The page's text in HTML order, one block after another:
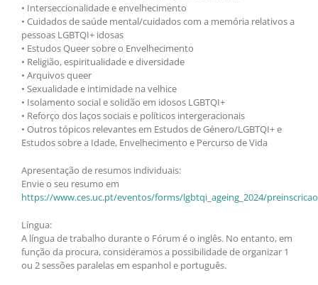
• Interseccionalidade e envelhecimento
• Cuidados de saúde mental/cuidados com a memória relativos a
pessoas LGBTQI+ idosas
• Estudos Queer sobre o Envelhecimento
• Religião, espiritualidade e diversidade
• Arquivos queer
• Sexualidade e intimidade na velhice
• Isolamento social e solidão em idosos LGBTQI+
• Reforço dos laços sociais e políticos intergeracionais
• Outros tópicos relevantes em Estudos de Género/LGBTQI+ e
Estudos sobre a Idade, Envelhecimento e Percurso de Vida
Apresentação de resumos individuais:
Envie o seu resumo em
https://www.ces.uc.pt/eventos/forms/lgbtqi_ageing_2024/
Língua:
A língua de trabalho durante o Fórum é o inglês. No entanto, em
função da procura, consideramos a possibilidade de organizar 1
ou 2 sessões paralelas em espanhol e português.